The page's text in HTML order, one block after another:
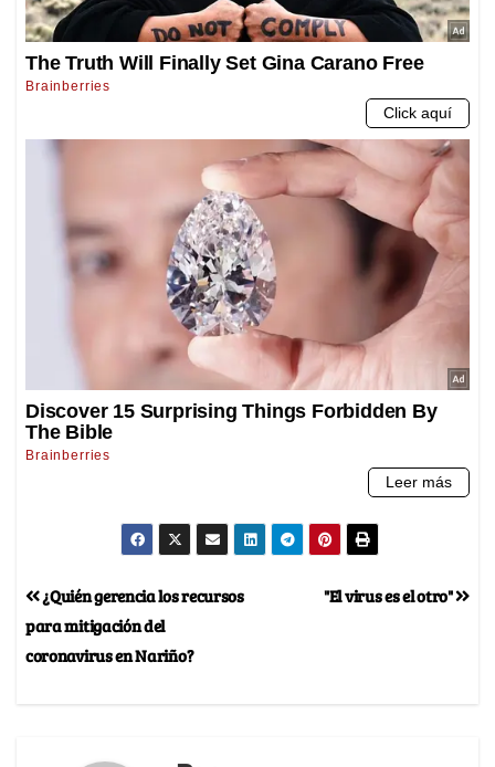
"El virus es el otro"
¿Quién gerencia los recursos
para mitigación del
coronavirus en Nariño?